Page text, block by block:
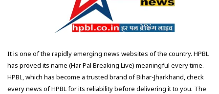
It is one of the rapidly emerging news websites of the country. HPBL
has proved its name (Har Pal Breaking Live) meaningful every time.
HPBL, which has become a trusted brand of Bihar-Jharkhand, check
every news of HPBL for its reliability before delivering it to you. The